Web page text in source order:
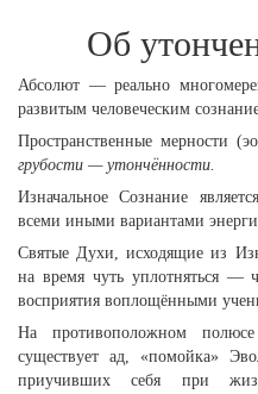
Об
Абсолют — реально
развитым человеческим
Пространственные мерности
грубости — утончённости.
Изначальное Сознание
всеми иными вариантами
Святые Духи, исходящие из
на время чуть уплотняться —
восприятия воплощёнными
На противоположном
существует ад, «помойка»
приучивших себя при